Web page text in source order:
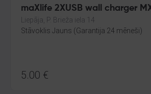
maXlife 2XUSB wall charger
Liepāja, P. Brieža iela 14
Stāvoklis Jauns (Garantija 24 mēneši)
5.00 €